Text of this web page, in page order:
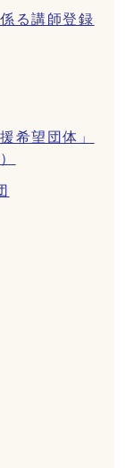
る講師登録
希望団体」